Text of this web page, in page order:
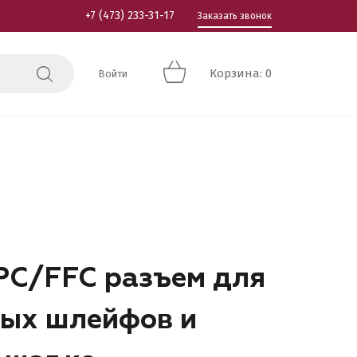
+7 (473) 233-31-17 Заказать звонок
Войти Корзина: 0
FFC разъем для
шлейфов и